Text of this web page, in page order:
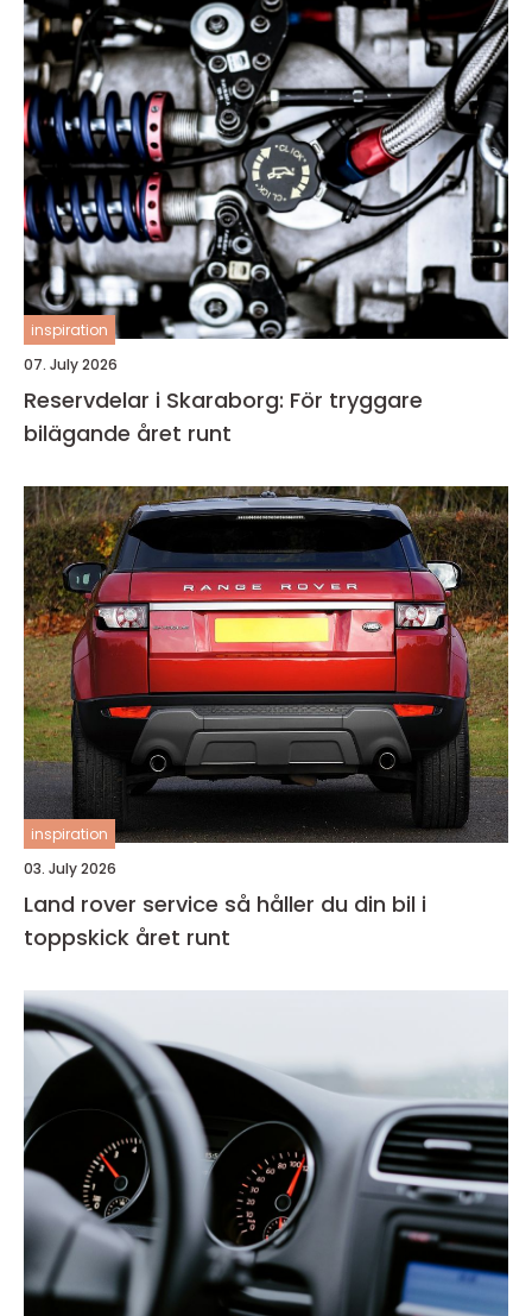
inspiration
07. July 2026
Reservdelar i Skaraborg: För tryggare
bilägande året runt
inspiration
03. July 2026
Land rover service så håller du din bil i
toppskick året runt